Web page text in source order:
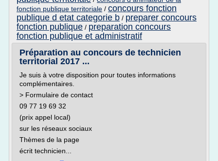
fonction publique territoriale / concours fonction
publique d etat categorie b / preparer concours
fonction publique / preparation concours
fonction publique et administratif
Préparation au concours de technicien
territorial 2017 ...
Je suis à votre disposition pour toutes informations
complémentaires.
> Formulaire de contact
09 77 19 69 32
(prix appel local)
sur les réseaux sociaux
Thèmes de la page
écrit technicien...